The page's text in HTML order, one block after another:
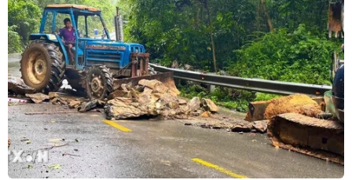
Tai nạn giao thông đường sắt khiến 1
người tử vong, 1 người bị thương
12/02/2024 06:56